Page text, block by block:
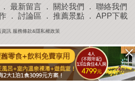
． 最新留言 ． 關於我們 ． 聯絡我們
． 討論區 ． 推薦景點． APP下載
資訊 服務條款&隱私權政策